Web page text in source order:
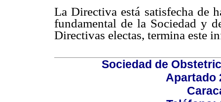
La Directiva está satisfecha de
fundamental de la Sociedad y
Directivas electas, termina este
Sociedad de
Apartado